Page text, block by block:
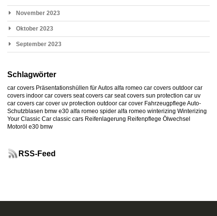
November 2023
Oktober 2023
September 2023
Schlagwörter
car covers Präsentationshüllen für Autos alfa romeo car covers outdoor car
covers indoor car covers seat covers car seat covers sun protection car uv
car covers car cover uv protection outdoor car cover Fahrzeugpflege Auto-
Schutzblasen bmw e30 alfa romeo spider alfa romeo winterizing Winterizing
Your Classic Car classic cars Reifenlagerung Reifenpflege Ölwechsel
Motoröl e30 bmw
RSS-Feed